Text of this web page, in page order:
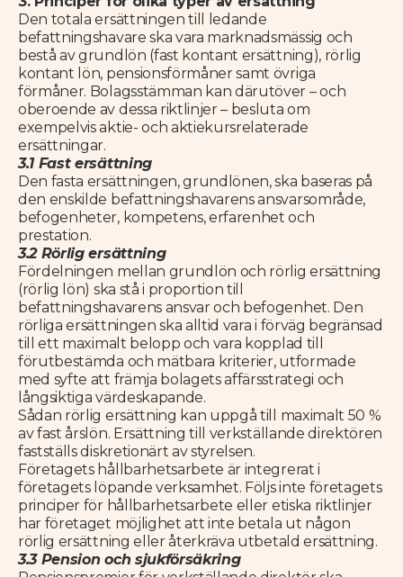
Den totala ersättningen till ledande
befattningshavare ska vara marknadsmässig och
bestå av grundlön (fast kontant ersättning), rörlig
kontant lön, pensionsförmåner samt övriga
förmåner. Bolagsstämman kan därutöver – och
oberoende av dessa riktlinjer – besluta om
exempelvis aktie- och aktiekursrelaterade
ersättningar.
3.1 Fast ersättning
Den fasta ersättningen, grundlönen, ska baseras på
den enskilde befattningshavarens ansvarsområde,
befogenheter, kompetens, erfarenhet och
prestation.
3.2 Rörlig ersättning
Fördelningen mellan grundlön och rörlig ersättning
(rörlig lön) ska stå i proportion till
befattningshavarens ansvar och befogenhet. Den
rörliga ersättningen ska alltid vara i förväg begränsad
till ett maximalt belopp och vara kopplad till
förutbestämda och mätbara kriterier, utformade
med syfte att främja bolagets affärsstrategi och
långsiktiga värdeskapande.
Sådan rörlig ersättning kan uppgå till maximalt 50 %
av fast årslön. Ersättning till verkställande direktören
fastställs diskretionärt av styrelsen.
Företagets hållbarhetsarbete är integrerat i
företagets löpande verksamhet. Följs inte företagets
principer för hållbarhetsarbete eller etiska riktlinjer
har företaget möjlighet att inte betala ut någon
rörlig ersättning eller återkräva utbetald ersättning.
3.3 Pension och sjukförsäkring